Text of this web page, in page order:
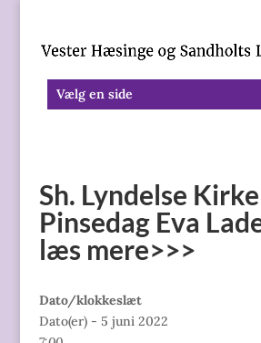
Vælg en side
Sh. Lyndelse
Pinsedag Eva
læs mere>>>
Dato/klokkeslæt
Dato(er) - 5 juni 2022